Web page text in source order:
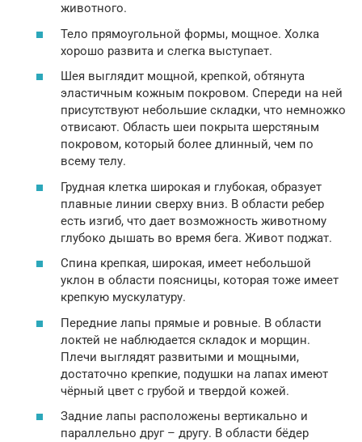
животного.
Тело прямоугольной формы, мощное. Холка
хорошо развита и слегка выступает.
Шея выглядит мощной, крепкой, обтянута
эластичным кожным покровом. Спереди на ней
присутствуют небольшие складки, что немножко
отвисают. Область шеи покрыта шерстяным
покровом, который более длинный, чем по
всему телу.
Грудная клетка широкая и глубокая, образует
плавные линии сверху вниз. В области ребер
есть изгиб, что дает возможность животному
глубоко дышать во время бега. Живот поджат.
Спина крепкая, широкая, имеет небольшой
уклон в области поясницы, которая тоже имеет
крепкую мускулатуру.
Передние лапы прямые и ровные. В области
локтей не наблюдается складок и морщин.
Плечи выглядят развитыми и мощными,
достаточно крепкие, подушки на лапах имеют
чёрный цвет с грубой и твердой кожей.
Задние лапы расположены вертикально и
параллельно друг – другу. В области бёдер